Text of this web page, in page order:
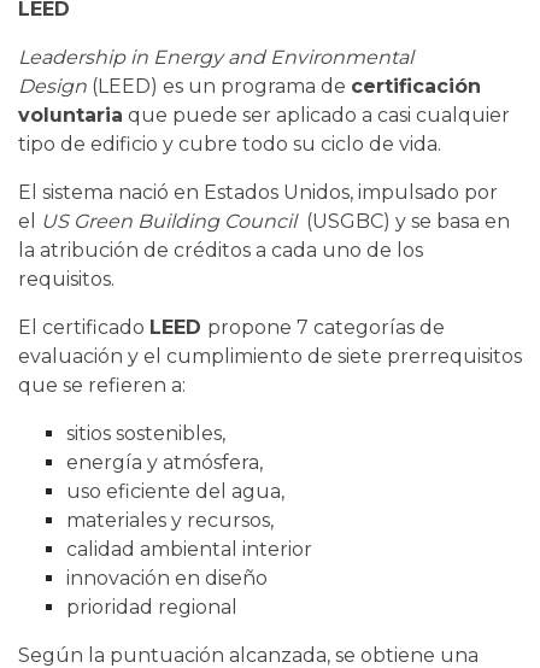
LEED
Leadership in Energy and Environmental
Design (LEED) es un programa de certificación
voluntaria que puede ser aplicado a casi cualquier
tipo de edificio y cubre todo su ciclo de vida.
El sistema nació en Estados Unidos, impulsado por
el
US Green Building Council (USGBC) y se basa en
la atribución de créditos a cada uno de los
requisitos.
El certificado LEED propone 7 categorías de
evaluación y el cumplimiento de siete prerrequisitos
que se refieren a:
sitios sostenibles,
energía y atmósfera,
uso eficiente del agua,
materiales y recursos,
calidad ambiental interior
innovación en diseño
prioridad regional
Según la puntuación alcanzada, se obtiene una